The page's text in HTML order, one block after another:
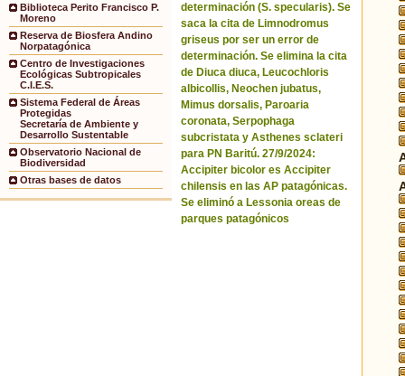
Biblioteca Perito Francisco P.
Moreno
Reserva de Biosfera Andino
Norpatagónica
Centro de Investigaciones
Ecológicas Subtropicales
C.I.E.S.
Sistema Federal de Áreas
Protegidas
Secretaría de Ambiente y
Desarrollo Sustentable
Observatorio Nacional de
Biodiversidad
Otras bases de datos
determinación (S. specularis). Se
saca la cita de Limnodromus
griseus por ser un error de
determinación. Se elimina la cita
de Diuca diuca, Leucochloris
albicollis, Neochen jubatus,
Mimus dorsalis, Paroaria
coronata, Serpophaga
subcristata y Asthenes sclateri
para PN Baritú. 27/9/2024:
Accipiter bicolor es Accipiter
chilensis en las AP patagónicas.
Se eliminó a Lessonia oreas de
parques patagónicos